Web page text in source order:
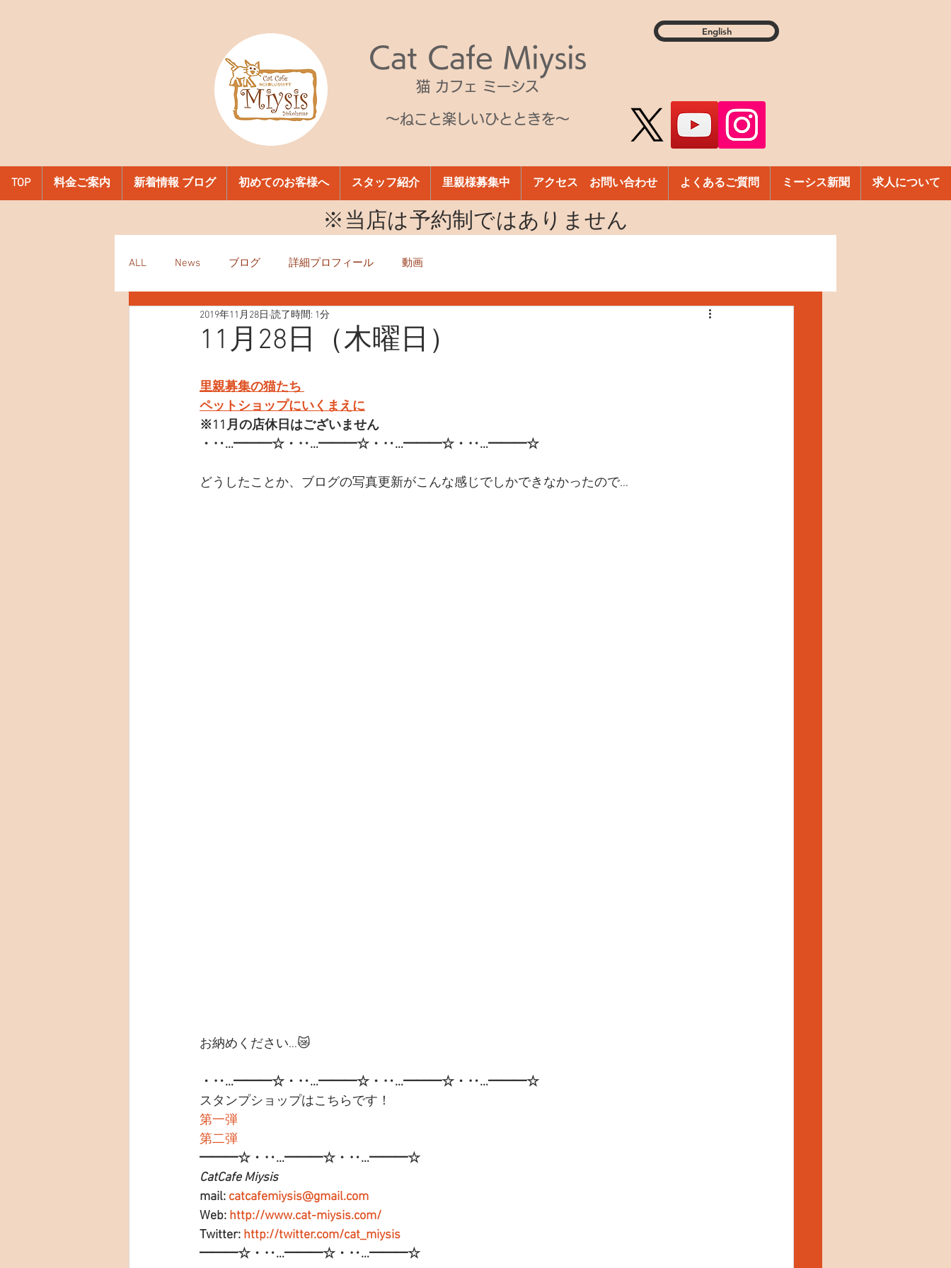
Cat Cafe Miysis
猫 カフェ ミーシス
～ねこと楽しいひとときを～
English
TOP 料金ご案内 新着情報 ブログ 初めてのお客様へ スタッフ紹介 里親様募集中 アクセス お問い合わせ よくあるご質問 ミーシス新聞 求人について
​※当店は予約制ではありません
ALL News ブログ 詳細プロフィール 動画
11月28日（木曜日）
2019年11月28日 読了時間: 1分
里親募集の猫たち
ペットショップにいくまえに
※11月の店休日はございません
・‥…━━━☆・‥…━━━☆・‥…━━━☆・‥…━━━☆
どうしたことか、ブログの写真更新がこんな感じでしかできなかったので…
お納めください…😿
・‥…━━━☆・‥…━━━☆・‥…━━━☆・‥…━━━☆
スタンプショップはこちらです！
第一弾
第二弾
━━━☆・‥…━━━☆・‥…━━━☆
CatCafe Miysis
mail: catcafemiysis@gmail.com
Web: http://www.cat-miysis.com/
Twitter: http://twitter.com/cat_miysis
━━━☆・‥…━━━☆・‥…━━━☆